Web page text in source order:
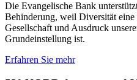
Die Evangelische Bank
Behinderung, weil Diversität eine
Gesellschaft und Ausdruck
Grundeinstellung ist.
Erfahren Sie mehr